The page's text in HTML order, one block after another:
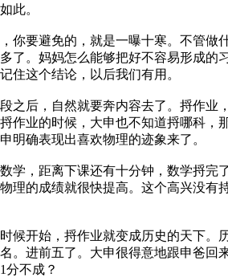
此。
你要避免的，就是一曝十寒。不管
了。妈妈怎么能够把好不容易形成
住这个结论，以后我们有用。
之后，自然就要奔内容去了。捋作
作业的时候，大申也不知道捋哪科
明确表现出喜欢物理的迹象来了。
学，距离下课还有十分钟，数学捋完
理的成绩就很快提高。这个高兴没
候开始，捋作业就变成历史的天下
。进前五了。大申很得意地跟申爸回
分不成？